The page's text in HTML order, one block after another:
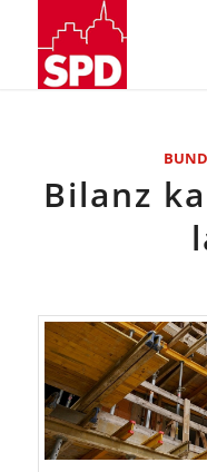
Bilanz